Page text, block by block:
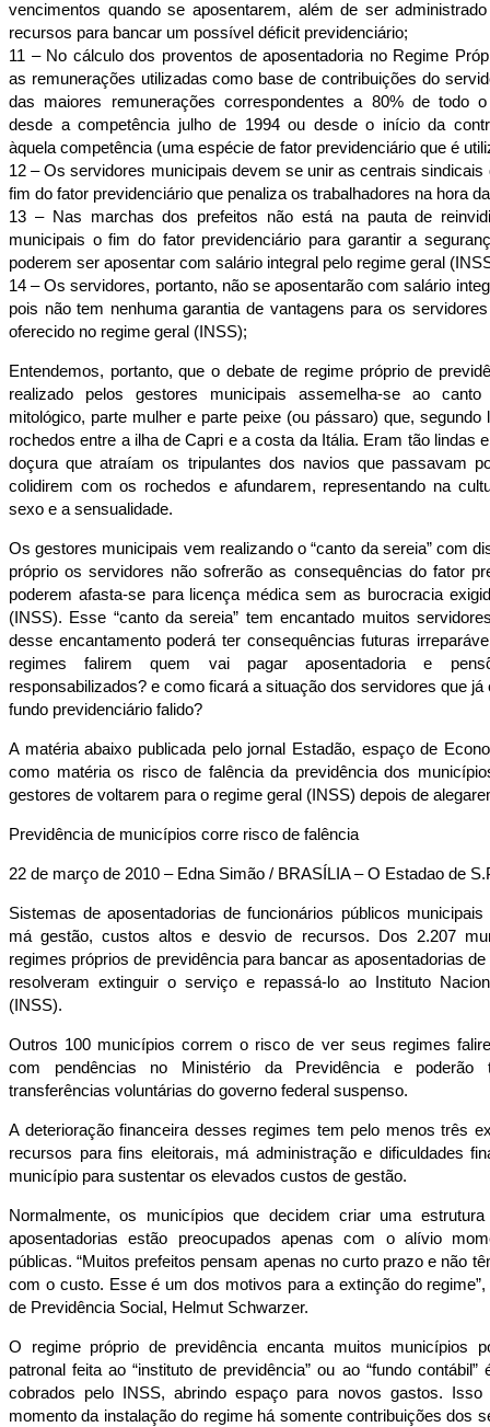
vencimentos quando se aposentarem, além de ser
recursos para bancar um possível déficit previdenciário;
11 – No cálculo dos proventos de aposentadoria no Regime
as remunerações utilizadas como base de contribuições do
das maiores remunerações correspondentes a 80% de todo
desde a competência julho de 1994 ou desde o início da
àquela competência (uma espécie de fator previdenciário que é
12 – Os servidores municipais devem se unir as centrais sindicais
fim do fator previdenciário que penaliza os trabalhadores na hora
13 – Nas marchas dos prefeitos não está na pauta de
municipais o fim do fator previdenciário para garantir a
poderem ser aposentar com salário integral pelo regime geral
14 – Os servidores, portanto, não se aposentarão com salário
pois não tem nenhuma garantia de vantagens para os
oferecido no regime geral (INSS);
Entendemos, portanto, que o debate de regime próprio de
realizado pelos gestores municipais assemelha-se ao
mitológico, parte mulher e parte peixe (ou pássaro) que, segundo
rochedos entre a ilha de Capri e a costa da Itália. Eram tão lindas
doçura que atraíam os tripulantes dos navios que passavam
colidirem com os rochedos e afundarem, representando na
sexo e a sensualidade.
Os gestores municipais vem realizando o “canto da sereia” com
próprio os servidores não sofrerão as consequências do fator
poderem afasta-se para licença médica sem as burocracia
(INSS). Esse “canto da sereia” tem encantado muitos
desse encantamento poderá ter consequências futuras
regimes falirem quem vai pagar aposentadoria e
responsabilizados? e como ficará a situação dos servidores que já
fundo previdenciário falido?
A matéria abaixo publicada pelo jornal Estadão, espaço de
como matéria os risco de falência da previdência dos
gestores de voltarem para o regime geral (INSS) depois de
Previdência de municípios corre risco de falência
22 de março de 2010 – Edna Simão / BRASÍLIA – O Estadao de
Sistemas de aposentadorias de funcionários públicos
má gestão, custos altos e desvio de recursos. Dos 2.207
regimes próprios de previdência para bancar as aposentadorias
resolveram extinguir o serviço e repassá-lo ao Instituto
(INSS).
Outros 100 municípios correm o risco de ver seus regimes
com pendências no Ministério da Previdência e
transferências voluntárias do governo federal suspenso.
A deterioração financeira desses regimes tem pelo menos três
recursos para fins eleitorais, má administração e dificuldades
município para sustentar os elevados custos de gestão.
Normalmente, os municípios que decidem criar uma
aposentadorias estão preocupados apenas com o alívio
públicas. “Muitos prefeitos pensam apenas no curto prazo e não
com o custo. Esse é um dos motivos para a extinção do
de Previdência Social, Helmut Schwarzer.
O regime próprio de previdência encanta muitos municípios
patronal feita ao “instituto de previdência” ou ao “fundo
cobrados pelo INSS, abrindo espaço para novos gastos. Isso
momento da instalação do regime há somente contribuições dos